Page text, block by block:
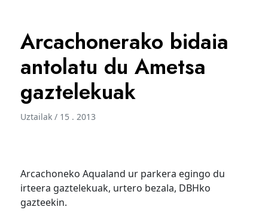
Arcachonerako bidaia
antolatu du Ametsa
gaztelekuak
Uztailak / 15 . 2013
Arcachoneko Aqualand ur parkera egingo du
irteera gaztelekuak, urtero bezala, DBHko
gazteekin.